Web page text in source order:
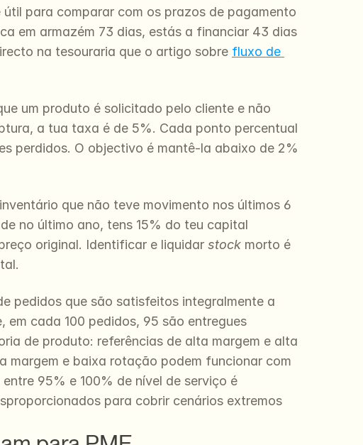
para comparar com os prazos de pagamento
em armazém 73 dias, estás a financiar 43 dias
na tesouraria que o artigo sobre fluxo de
um produto é solicitado pelo cliente e não
a tua taxa é de 5%. Cada ponto percentual
perdidos. O objectivo é mantê-la abaixo de 2%
que não teve movimento nos últimos 6
no último ano, tens 15% do teu capital
original. Identificar e liquidar stock morto é
pedidos que são satisfeitos integralmente a
em cada 100 pedidos, 95 são entregues
de produto: referências de alta margem e alta
margem e baixa rotação podem funcionar com
95% e 100% de nível de serviço é
para cobrir cenários extremos